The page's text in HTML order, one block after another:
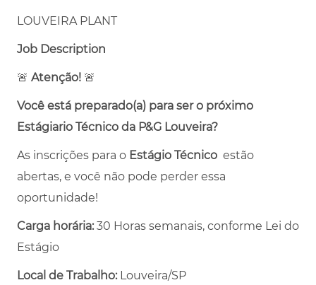
LOUVEIRA PLANT
Job Description
🚨 Atenção! 🚨
Você está preparado(a) para ser o próximo
Estágiario Técnico da P&G Louveira?
As inscrições para o Estágio Técnico estão
abertas, e você não pode perder essa
oportunidade!
Carga horária:30 Horas semanais, conforme Lei do
Estágio
Local de Trabalho: Louveira/SP